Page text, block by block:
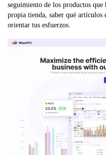
seguimiento de los productos que
propia tienda, saber qué artículos
orientar tus esfuerzos.